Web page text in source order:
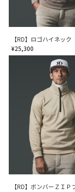
【RD】ロゴハイネック
¥25,300
【RD】ボンバーＺＩＰ